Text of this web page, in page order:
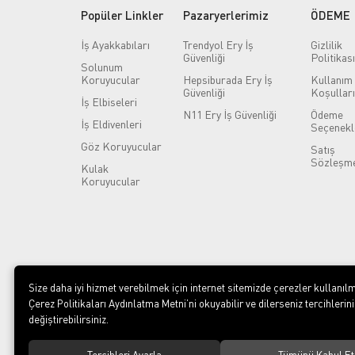
Popüler Linkler
İş Ayakkabıları
Solunum
Koruyucular
İş Elbiseleri
İş Eldivenleri
Göz Koruyucular
Kulak
Koruyucular
Pazaryerlerimiz
Trendyol Ery İş
Güvenliği
Hepsiburada Ery İş
Güvenliği
N11 Ery İş Güvenliği
ÖDEME
Gizlilik
Politikası
Kullanım
Koşulları
Ödeme
Satış
Size daha iyi hizmet verebilmek için internet sitemizde çerezler
Çerez Politikaları Aydınlatma Metni’ni okuyabilir ve dilerseniz
değiştirebilirsiniz.